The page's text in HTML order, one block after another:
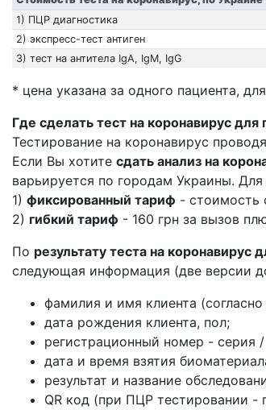
1) ПЦР диагностика
2) экспресс-тест антиген
3) тест на антитела IgA, IgM, IgG
* цена указана за одного пациента,
Где сделать тест на коронавирус для
Тестирование на коронавирус
Если Вы хотите сдать анализ на
варьируется по городам Украины.
1) фиксированный тариф - стоимость
2) гибкий тариф - 160 грн за вызов
По результату теста на коронавирус
следующая информация (две версии
фамилия и имя клиента (согласно
дата рождения клиента, пол;
регистрационный номер - серия
дата и время взятия
результат и название
QR код (при ПЦР тестировании -